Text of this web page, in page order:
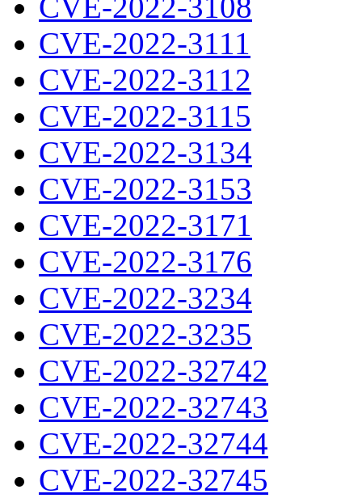
CVE-2022-3111
CVE-2022-3112
CVE-2022-3115
CVE-2022-3134
CVE-2022-3153
CVE-2022-3171
CVE-2022-3176
CVE-2022-3234
CVE-2022-3235
CVE-2022-32742
CVE-2022-32743
CVE-2022-32744
CVE-2022-32745